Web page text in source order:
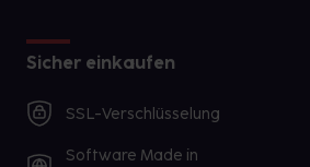
Sicher einkaufen
SSL-Verschlüsselung
Software Made in